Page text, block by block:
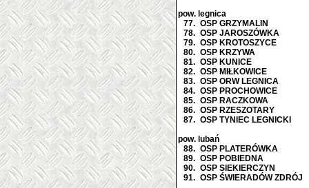
pow. legnica
77. OSP GRZYMALIN
78. OSP JAROSZÓWKA
79. OSP KROTOSZYCE
80. OSP KRZYWA
81. OSP KUNICE
82. OSP MIŁKOWICE
83. OSP ORW LEGNICA
84. OSP PROCHOWICE
85. OSP RACZKOWA
86. OSP RZESZOTARY
87. OSP TYNIEC LEGNICKI
pow. lubań
88. OSP PLATERÓWKA
89. OSP POBIEDNA
90. OSP SIEKIERCZYN
91. OSP ŚWIERADÓW ZDRÓJ